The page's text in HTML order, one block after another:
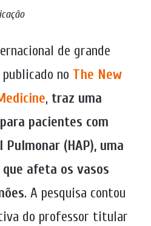
de grande
no The New
, traz uma
pacientes com
(HAP), uma
afeta os vasos
. A pesquisa contou
do professor titular